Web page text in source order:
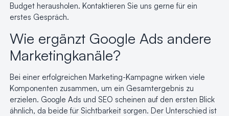
Budget herausholen. Kontaktieren Sie uns gerne für ein
erstes Gespräch.
Wie ergänzt Google Ads andere
Marketingkanäle?
Bei einer erfolgreichen Marketing-Kampagne wirken viele
Komponenten zusammen, um ein Gesamtergebnis zu
erzielen. Google Ads und SEO scheinen auf den ersten Blick
ähnlich, da beide für Sichtbarkeit sorgen. Der Unterschied ist